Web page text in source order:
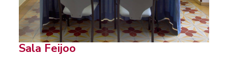
Sala Feijoo